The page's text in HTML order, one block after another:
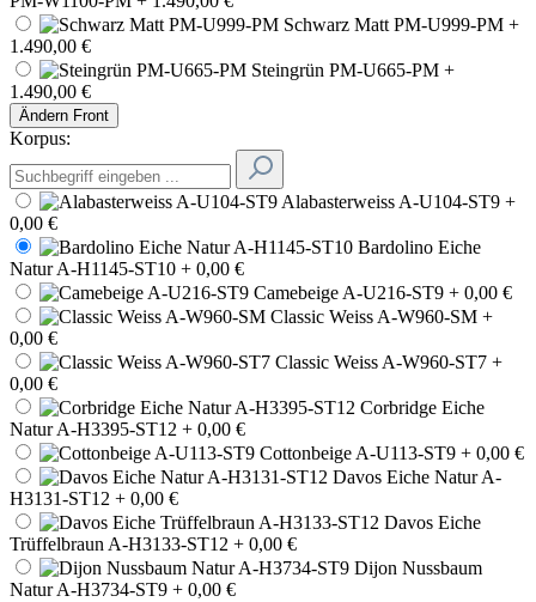
Schwarz Matt PM-U999-PM +
1.490,00 €
Steingrün PM-U665-PM +
1.490,00 €
Ändern Front
Korpus:
Alabasterweiss A-U104-ST9 +
0,00 €
Bardolino Eiche
Natur A-H1145-ST10 + 0,00 €
Camebeige A-U216-ST9 + 0,00 €
Classic Weiss A-W960-SM +
0,00 €
Classic Weiss A-W960-ST7 +
0,00 €
Corbridge Eiche
Natur A-H3395-ST12 + 0,00 €
Cottonbeige A-U113-ST9 + 0,00 €
Davos Eiche Natur A-
H3131-ST12 + 0,00 €
Davos Eiche
Trüffelbraun A-H3133-ST12 + 0,00 €
Dijon Nussbaum
Natur A-H3734-ST9 + 0,00 €